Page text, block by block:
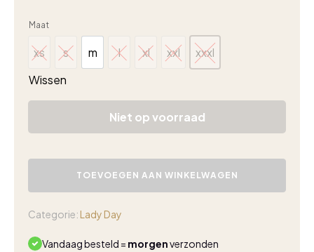
Maat
xs
xs
s
s
m
m
l
l
xl
xl
xxl
xxl
xxxl
xxxl
Wissen
Niet op voorraad
Lady
shirt
champagne
aantal
TOEVOEGEN AAN WINKELWAGEN
Categorie: Lady Day
Vandaag besteld = morgenverzonden